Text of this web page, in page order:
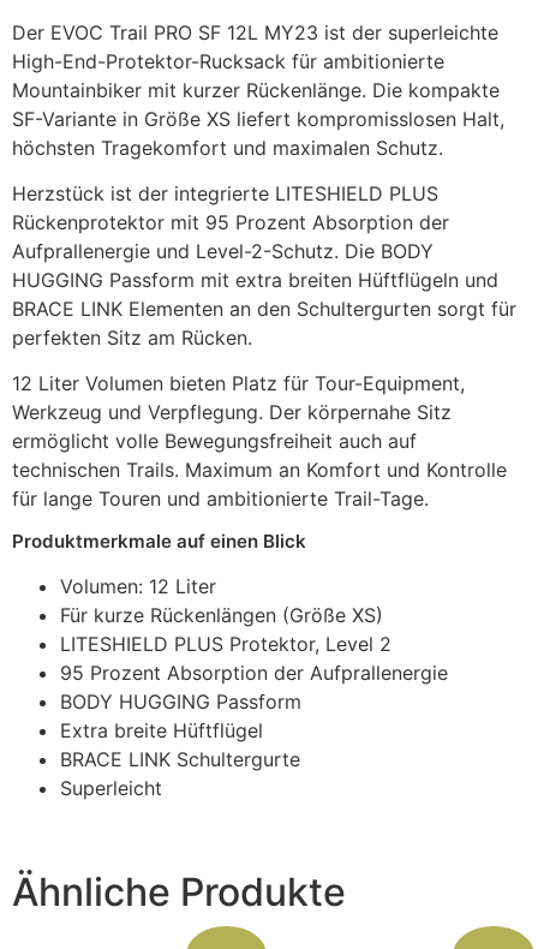
Der EVOC Trail PRO SF 12L MY23 ist der superleichte
High-End-Protektor-Rucksack für ambitionierte
Mountainbiker mit kurzer Rückenlänge. Die kompakte
SF-Variante in Größe XS liefert kompromisslosen Halt,
höchsten Tragekomfort und maximalen Schutz.
Herzstück ist der integrierte LITESHIELD PLUS
Rückenprotektor mit 95 Prozent Absorption der
Aufprallenergie und Level-2-Schutz. Die BODY
HUGGING Passform mit extra breiten Hüftflügeln und
BRACE LINK Elementen an den Schultergurten sorgt für
perfekten Sitz am Rücken.
12 Liter Volumen bieten Platz für Tour-Equipment,
Werkzeug und Verpflegung. Der körpernahe Sitz
ermöglicht volle Bewegungsfreiheit auch auf
technischen Trails. Maximum an Komfort und Kontrolle
für lange Touren und ambitionierte Trail-Tage.
Produktmerkmale auf einen Blick
Volumen: 12 Liter
Für kurze Rückenlängen (Größe XS)
LITESHIELD PLUS Protektor, Level 2
95 Prozent Absorption der Aufprallenergie
BODY HUGGING Passform
Extra breite Hüftflügel
BRACE LINK Schultergurte
Superleicht
Ähnliche Produkte